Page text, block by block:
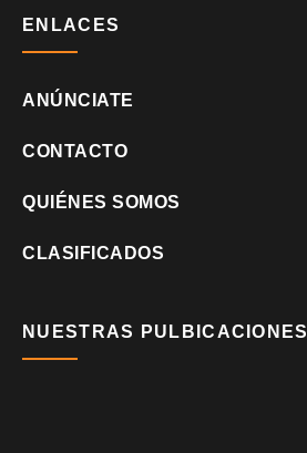
ENLACES
ANÚNCIATE
CONTACTO
QUIÉNES SOMOS
CLASIFICADOS
NUESTRAS PULBICACIONES